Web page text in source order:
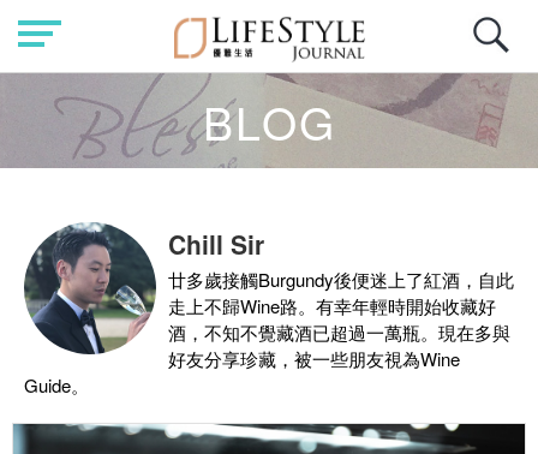
BLOG
Chill Sir
廿多歲接觸Burgundy後便迷上了紅酒，自此
走上不歸Wine路。有幸年輕時開始收藏好
酒，不知不覺藏酒已超過一萬瓶。現在多與
好友分享珍藏，被一些朋友視為Wine
Guide。